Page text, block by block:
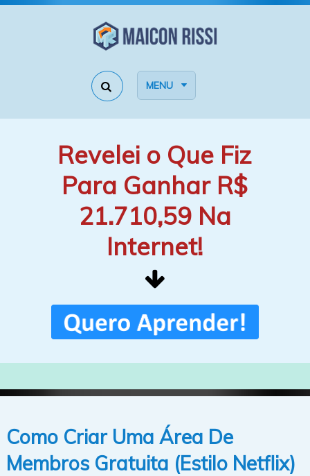
MENU
Revelei o Que Fiz
Para Ganhar R$
21.710,59 Na
Internet!
Como Criar Uma Área De
Membros Gratuita (Estilo Netflix)